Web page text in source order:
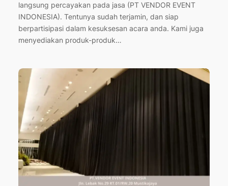
langsung percayakan pada jasa (PT VENDOR EVENT
INDONESIA). Tentunya sudah terjamin, dan siap
berpartisipasi dalam kesuksesan acara anda. Kami juga
menyediakan produk-produk…